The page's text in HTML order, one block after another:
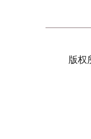
版权